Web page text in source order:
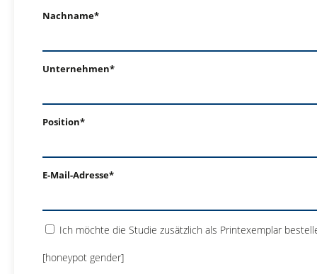
Nachname*
Unternehmen*
Position*
E-Mail-Adresse*
Ich möchte die Studie zusätzlich als Printexemplar
[honeypot gender]